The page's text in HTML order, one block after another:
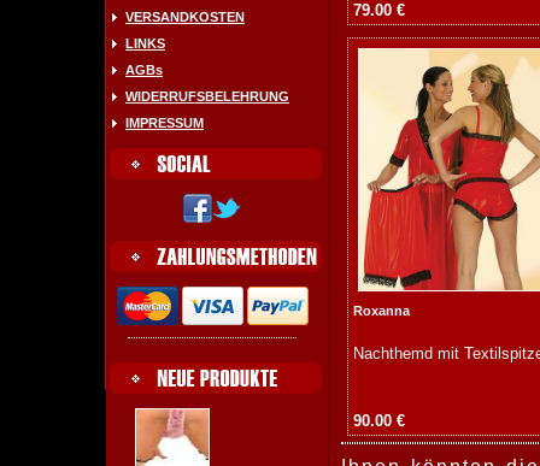
VERSANDKOSTEN
LINKS
AGBs
WIDERRUFSBELEHRUNG
IMPRESSUM
79.00 €
Roxanna
Nachthemd mit
90.00 €